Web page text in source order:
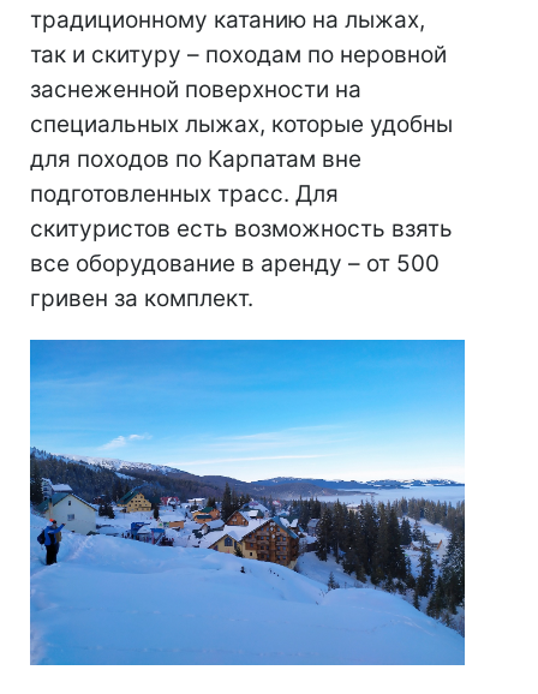
традиционному катанию на лыжах,
так и скитуру – походам по неровной
заснеженной поверхности на
специальных лыжах, которые удобны
для походов по Карпатам вне
подготовленных трасс. Для
скитуристов есть возможность взять
все оборудование в аренду – от 500
гривен за комплект.